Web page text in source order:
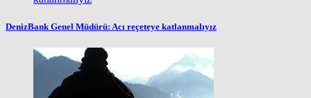
DenizBank Genel Müdürü: Acı reçeteye katlanmalıyız